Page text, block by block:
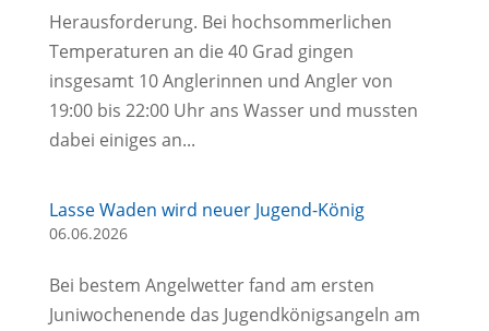
Herausforderung. Bei hochsommerlichen
Temperaturen an die 40 Grad gingen
insgesamt 10 Anglerinnen und Angler von
19:00 bis 22:00 Uhr ans Wasser und mussten
dabei einiges an...
Lasse Waden wird neuer Jugend-König
06.06.2026
Bei bestem Angelwetter fand am ersten
Juniwochenende das Jugendkönigsangeln am